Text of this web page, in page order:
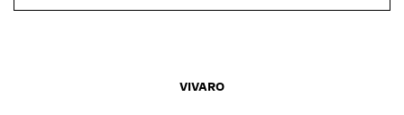
VIVARO